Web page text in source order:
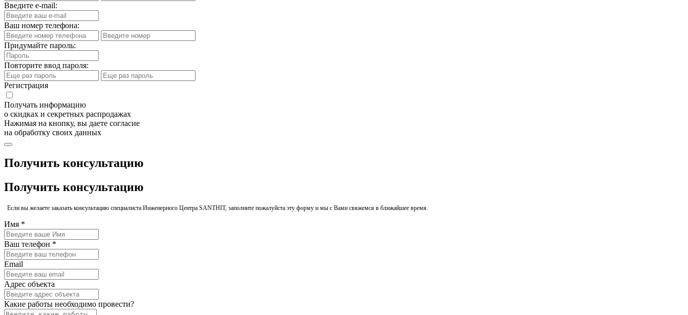
Введите e-mail:
Ваш номер телефона:
Придумайте пароль:
Повторите ввод пароля:
Регистрация
Получать информацию
о скидках и секретных распродажах
Нажимая на кнопку, вы даете согласие
на обработку своих данных
Получить консультацию
Получить консультацию
Если вы желаете заказать консультацию специалиста Инженерного Центра SANTHIT, заполните пожалуйста эту форму и мы с Вами свяжемся в ближайшее время.
Имя *
Ваш телефон *
Email
Адрес объекта
Какие работы необходимо провести?